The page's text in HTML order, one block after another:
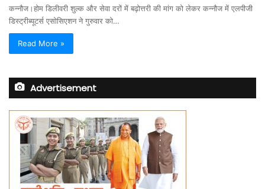
कन्नौज।होम डिलीवरी शुल्क और सेवा दरों में बढ़ोत्तरी की मांग को लेकर कन्नौज में एलपीजी
डिस्ट्रीब्यूटर्स एसोसिएशन ने गुरुवार को…
Read More »
Advertisement